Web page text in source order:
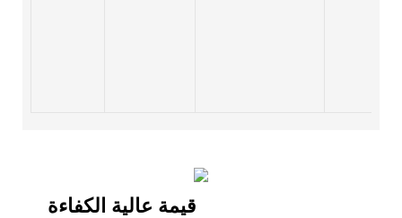
قيمة عالية الكفاءة